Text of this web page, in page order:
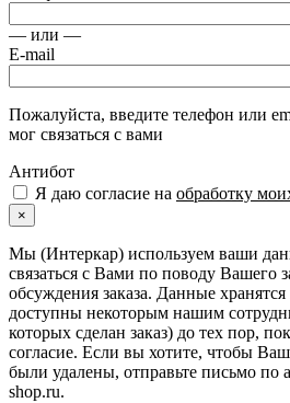
— или —
E-mail
Пожалуйста, введите телефон или
мог связаться с вами
Антибот
Я даю согласие на обработку
×
Мы (Интеркар) используем ваши
связаться с Вами по поводу Вашего
обсуждения заказа. Данные
доступны некоторым нашим
которых сделан заказ) до тех пор,
согласие. Если вы хотите, чтобы
были удалены, отправьте письмо по
shop.ru.